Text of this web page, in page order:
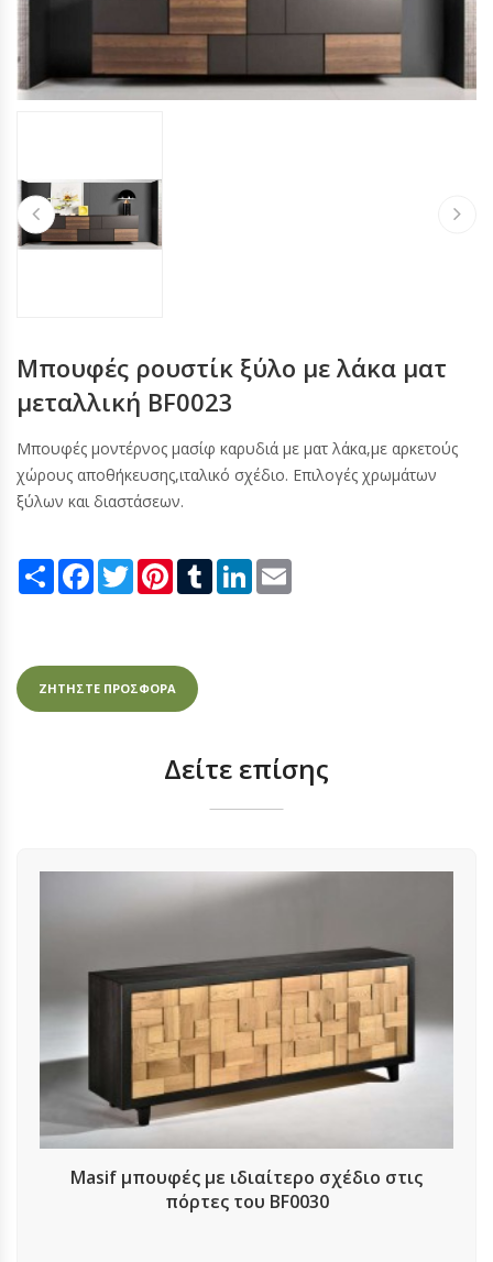
Μπουφές ρουστίκ ξύλο με λάκα ματ
μεταλλική BF0023
Μπουφές μοντέρνος μασίφ καρυδιά με ματ λάκα,με αρκετούς
χώρους αποθήκευσης,ιταλικό σχέδιο. Επιλογές χρωμάτων
ξύλων και διαστάσεων.
Share Facebook
TwitterPinterestTumblrLinkedIn
ΖΗΤΗΣΤΕ ΠΡΟΣΦΟΡΑ
Δείτε επίσης
Masif μπουφές με ιδιαίτερο σχέδιο στις
πόρτες του BF0030